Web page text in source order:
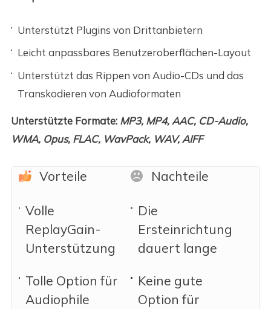
Unterstützt Plugins von Drittanbietern
Leicht anpassbares Benutzeroberflächen-Layout
Unterstützt das Rippen von Audio-CDs und das
Transkodieren von Audioformaten
Unterstützte Formate: MP3, MP4, AAC, CD-Audio,
WMA, Opus, FLAC, WavPack, WAV, AIFF
Vorteile
Volle
ReplayGain-
Unterstützung
Tolle Option für
Audiophile
Nachteile
Die
Ersteinrichtung
dauert lange
Keine gute
Option für